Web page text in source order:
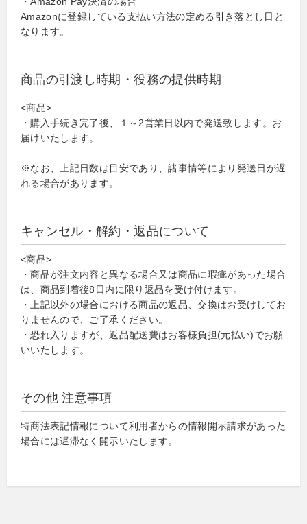
Amazonに登録している支払い方法の定める引き落とし日と
なります。
商品の引渡し時期・役務の提供時期
<商品>
・購入手続き完了後、１～2営業日以内で発送致します。お
届けいたします。
※なお、上記日数は目安であり、諸事情等により発送日が遅
れる場合があります。
キャンセル・解約・返品について
<商品>
・商品が注文内容と異なる場合又は商品に瑕疵があった場合
は、商品到着後8日内に限り返品を受け付けます。
・上記以外の場合における商品の返品、交換はお受けしてお
りませんので、ご了承ください。
・恐れ入りますが、返品配送費はお客様負担(元払い)でお願
いいたします。
その他 注意事項
特商法表記情報について利用者からの情報開示請求があった
場合には遅滞なく開示いたします。